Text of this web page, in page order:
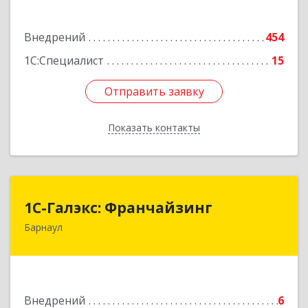
Внедрений
454
1С:Специалист
15
Отправить заявку
Показать контакты
Отправить заявку
Назад
1С-Галэкс: Франчайзинг
Барнаул
Внедрений
6
1С-Галэкс: Франчайзинг
656015, Алтайский край, Барнаул г, Деповская